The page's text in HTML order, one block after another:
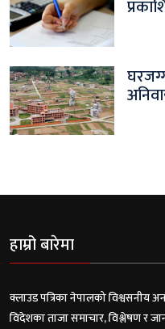
हाम्रो बारेमा
क्लाउड पत्रिका नेपालको विश्वसनीय
विदेशका ताजा समाचार, विश्लेषण र